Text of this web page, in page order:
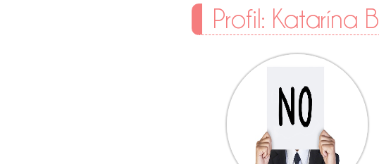
Profil: Katarína B